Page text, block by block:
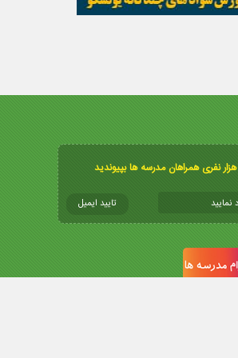
نفری همراهان مدرسه ها بپیوندید